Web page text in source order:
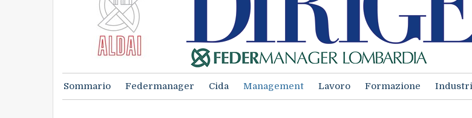
Sommario Federmanager Cida Management Lavoro Formazione